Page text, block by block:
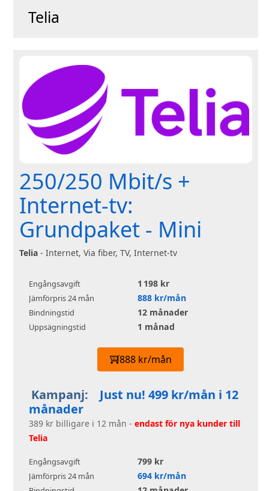
Telia
250/250 Mbit/s +
Internet-tv:
Grundpaket - Mini
Telia - Internet, Via fiber, TV, Internet-tv
Engångsavgift 1 198 kr
Jämförpris 24 mån 888 kr/mån
Bindningstid 12 månader
Uppsägningstid 1 månad
888 kr/mån
Kampanj:
Just nu! 499 kr/mån i 12
månader
389 kr billigare i 12 mån - endast för nya kunder till
Telia
Engångsavgift 799 kr
Jämförpris 24 mån 694 kr/mån